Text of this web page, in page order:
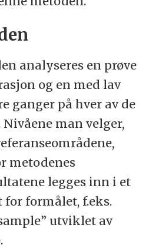
analyseres en prøve
og en med lav
ganger på hver av de
man velger,
metodenes
legges inn i et
formålet, f.eks.
utviklet av